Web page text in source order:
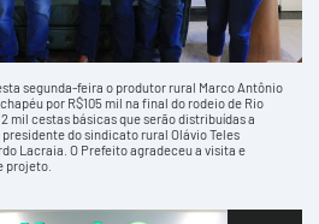
segunda-feira o produtor rural Marco Antônio
por R$105 mil na final do rodeio de Rio
mil cestas básicas que serão distribuídas a
do sindicato rural Olávio Teles
Lacraia. O Prefeito agradeceu a visita e
projeto.